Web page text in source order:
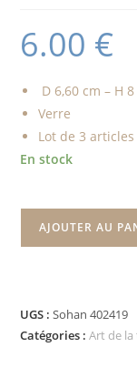
6.00 €
D 6,60 cm – H
Verre
Lot de 3 articles
En stock
AJOUTER AU
UGS :Sohan 402419
Catégories :Art de